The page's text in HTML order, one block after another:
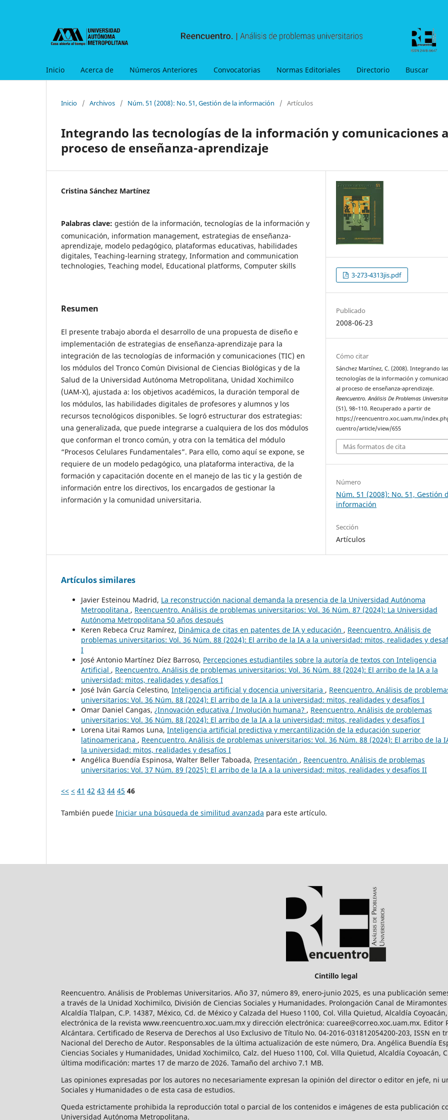
Inicio Acerca de Números Anteriores Convocatorias Normas Editoriales Directorio Buscar
Inicio / Archivos / Núm. 51 (2008): No. 51, Gestión de la información / Artículos
Integrando las tecnologías de la información y comunicaciones
proceso de enseñanza-aprendizaje
Cristina Sánchez Martínez
Palabras clave: gestión de la información, tecnologías de la información y
comunicación, information management, estrategias de enseñanza-
aprendizaje, modelo pedagógico, plataformas educativas, habilidades
digitales, Teaching-learning strategy, Information and communication
technologies, Teaching model, Educational platforms, Computer skills
Resumen
El presente trabajo aborda el desarrollo de una propuesta de diseño e
implementación de estrategias de enseñanza-aprendizaje para la
integración de las tecnologías de información y comunicaciones (TIC) en
los módulos del Tronco Común Divisional de Ciencias Biológicas y de la
Salud de la Universidad Autónoma Metropolitana, Unidad Xochimilco
(UAM-X), ajustada a: los objetivos académicos, la duración temporal de
los módulos, las habilidades digitales de profesores y alumnos y los
recursos tecnológicos disponibles. Se logró estructurar dos estrategias:
una generalizada, que puede integrarse a cualquiera de los dos módulos
que conforman el tronco común, y otra con la temática del módulo
“Procesos Celulares Fundamentales”. Para ello, como aquí se expone, se
requiere de un modelo pedagógico, una plataforma interactiva, de la
formación y capacitación docente en el manejo de las tic y la gestión de
información entre los directivos, los encargados de gestionar la
información y la comunidad universitaria.
3-273-4313jis.pdf
Publicado
2008-06-23
Cómo citar
Sánchez Martínez, C. (2008). Integrando las
tecnologías de la información y
al proceso de enseñanza-aprendizaje.
Reencuentro. Análisis De Problemas
(51), 98–110. Recuperado a partir de
https://reencuentro.xoc.uam.mx/
cuentro/article/view/655
Más formatos de cita
Número
Núm. 51 (2008): No. 51, Gestión
información
Sección
Artículos
Artículos similares
Javier Esteinou Madrid, La reconstrucción nacional demanda la presencia de la Universidad Autónoma
Metropolitana , Reencuentro. Análisis de problemas universitarios: Vol. 36 Núm. 87 (2024): La Universidad
Autónoma Metropolitana 50 años después
Keren Rebeca Cruz Ramírez, Dinámica de citas en patentes de IA y educación , Reencuentro. Análisis de
problemas universitarios: Vol. 36 Núm. 88 (2024): El arribo de la IA a la universidad: mitos, realidades y
I
José Antonio Martínez Díez Barroso, Percepciones estudiantiles sobre la autoría de textos con Inteligencia
Artificial , Reencuentro. Análisis de problemas universitarios: Vol. 36 Núm. 88 (2024): El arribo de la IA a la
universidad: mitos, realidades y desafíos I
José Iván García Celestino, Inteligencia artificial y docencia universitaria , Reencuentro. Análisis de
universitarios: Vol. 36 Núm. 88 (2024): El arribo de la IA a la universidad: mitos, realidades y desafíos I
Omar Daniel Cangas, ¿Innovación educativa / Involución humana? , Reencuentro. Análisis de problemas
universitarios: Vol. 36 Núm. 88 (2024): El arribo de la IA a la universidad: mitos, realidades y desafíos I
Lorena Litai Ramos Luna, Inteligencia artificial predictiva y mercantilización de la educación superior
latinoamericana , Reencuentro. Análisis de problemas universitarios: Vol. 36 Núm. 88 (2024): El arribo de la
la universidad: mitos, realidades y desafíos I
Angélica Buendía Espinosa, Walter Beller Taboada, Presentación , Reencuentro. Análisis de problemas
universitarios: Vol. 37 Núm. 89 (2025): El arribo de la IA a la universidad: mitos, realidades y desafíos II
<< < 41 42 43 44 45 46
También puede Iniciar una búsqueda de similitud avanzada para este artículo.
Cintillo legal
Reencuentro. Análisis de Problemas Universitarios. Año 37, número 89, enero-junio 2025, es una publicación
a través de la Unidad Xochimilco, División de Ciencias Sociales y Humanidades. Prolongación Canal de Miramontes
Alcaldía Tlalpan, C.P. 14387, México, Cd. de México y Calzada del Hueso 1100, Col. Villa Quietud, Alcaldía
electrónica de la revista www.reencuentro.xoc.uam.mx y dirección electrónica: cuaree@correo.xoc.uam.mx. Editor
Alcántara. Certificado de Reserva de Derechos al Uso Exclusivo de Título No. 04-2016-031812054200-203, ISSN
Nacional del Derecho de Autor. Responsables de la última actualización de este número, Dra. Angélica Buendía
Ciencias Sociales y Humanidades, Unidad Xochimilco, Calz. del Hueso 1100, Col. Villa Quietud, Alcaldía Coyoacán,
última modificación: martes 17 de marzo de 2026. Tamaño del archivo 7.1 MB.
Las opiniones expresadas por los autores no necesariamente expresan la opinión del director o editor en jefe, ni
Sociales y Humanidades o de esta casa de estudios.
Queda estrictamente prohibida la reproducción total o parcial de los contenidos e imágenes de esta publicación
Universidad Autónoma Metropolitana.